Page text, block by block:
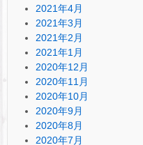
2021年4月
2021年3月
2021年2月
2021年1月
2020年12月
2020年11月
2020年10月
2020年9月
2020年8月
2020年7月